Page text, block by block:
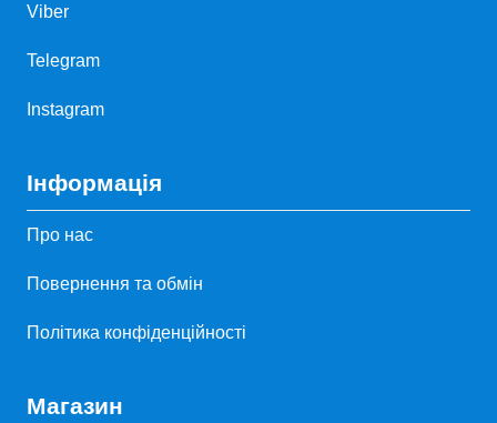
Viber
Telegram
Instagram
Інформація
Про нас
Повернення та обмін
Політика конфіденційності
Магазин